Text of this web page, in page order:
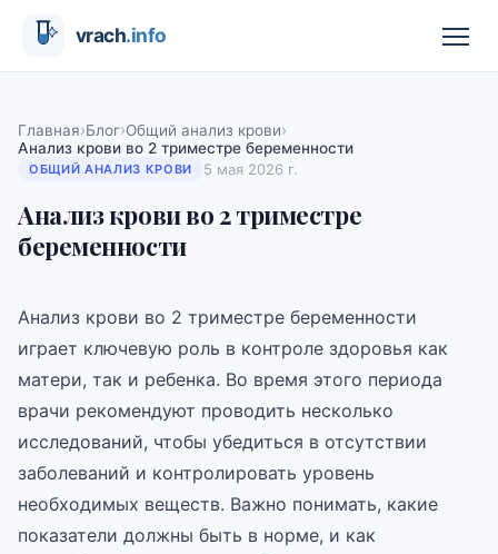
Главная›Блог›Общий анализ крови›
Анализ крови во 2 триместре беременности
ОБЩИЙ АНАЛИЗ КРОВИ 5 мая 2026 г.
Анализ крови во 2 триместре
беременности
Анализ крови во 2 триместре беременности
играет ключевую роль в контроле здоровья как
матери, так и ребенка. Во время этого периода
врачи рекомендуют проводить несколько
исследований, чтобы убедиться в отсутствии
заболеваний и контролировать уровень
необходимых веществ. Важно понимать, какие
показатели должны быть в норме, и как